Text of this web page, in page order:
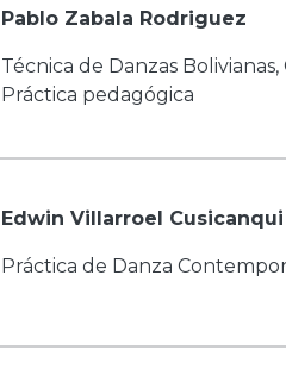
Pablo Zabala Rodriguez
Técnica de Danzas
Práctica pedagógica
Edwin Villarroel Cusicanqui
Práctica de Danza